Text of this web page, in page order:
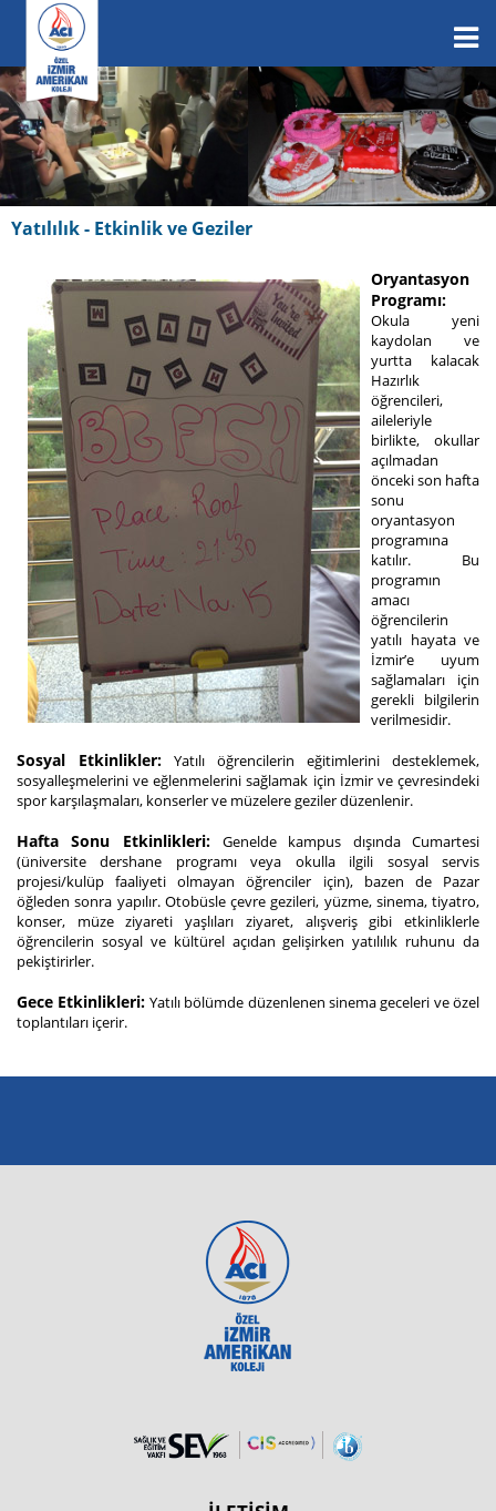
Yatılılık - Etkinlik ve Geziler
Oryantasyon
Programı:
Okula yeni
kaydolan ve
yurtta kalacak
Hazırlık
öğrencileri,
aileleriyle
birlikte, okullar
açılmadan
önceki son hafta
sonu
oryantasyon
programına
katılır. Bu
programın
amacı
öğrencilerin
yatılı hayata ve
İzmir’e uyum
sağlamaları için
gerekli bilgilerin
verilmesidir.
Sosyal Etkinlikler: Yatılı öğrencilerin eğitimlerini desteklemek,
sosyalleşmelerini ve eğlenmelerini sağlamak için İzmir ve çevresindeki
spor karşılaşmaları, konserler ve müzelere geziler düzenlenir.
Hafta Sonu Etkinlikleri: Genelde kampus dışında Cumartesi
(üniversite dershane programı veya okulla ilgili sosyal servis
projesi/kulüp faaliyeti olmayan öğrenciler için), bazen de Pazar
öğleden sonra yapılır. Otobüsle çevre gezileri, yüzme, sinema, tiyatro,
konser, müze ziyareti yaşlıları ziyaret, alışveriş gibi etkinliklerle
öğrencilerin sosyal ve kültürel açıdan gelişirken yatılılık ruhunu da
pekiştirirler.
Gece Etkinlikleri: Yatılı bölümde düzenlenen sinema geceleri ve özel
toplantıları içerir.